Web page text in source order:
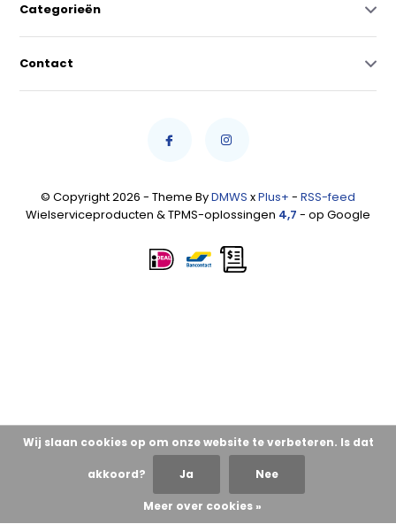
Categorieën
Contact
© Copyright 2026 - Theme ByDMWS xPlus+ - RSS-feed
Wielserviceproducten & TPMS-oplossingen 4,7 - op Google
Wij slaan cookies op om onze website te verbeteren. Is dat
akkoord? Ja Nee
Meer over cookies »